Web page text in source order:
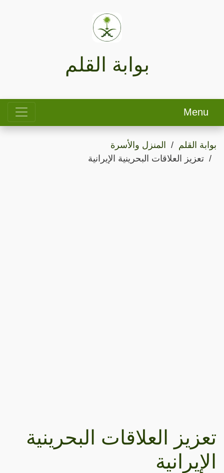
بوابة القلم
Menu
بوابة القلم
المنزل والأسرة
تعزيز العلاقات البحرينية الإيرانية
تعزيز العلاقات البحرينية
الإيرانية